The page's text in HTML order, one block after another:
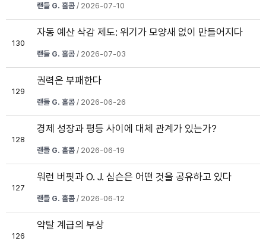
랜들 G. 홀콤 / 2026-07-10
130
자동 예산 삭감 제도: 위기가 모양새 없이 만들어지다
랜들 G. 홀콤 / 2026-07-03
129
권력은 부패한다
랜들 G. 홀콤 / 2026-06-26
128
경제 성장과 평등 사이에 대체 관계가 있는가?
랜들 G. 홀콤 / 2026-06-19
127
워런 버핏과 O. J. 심슨은 어떤 것을 공유하고 있다
랜들 G. 홀콤 / 2026-06-12
126
약탈 계급의 부상